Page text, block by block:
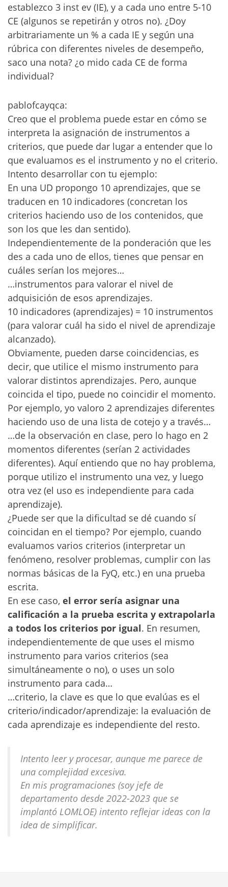
establezco 3 inst ev (IE), y a cada uno entre 5-10
CE (algunos se repetirán y otros no). ¿Doy
arbitrariamente un % a cada IE y según una
rúbrica con diferentes niveles de desempeño,
saco una nota? ¿o mido cada CE de forma
individual?
pablofcayqca:
Creo que el problema puede estar en cómo se
interpreta la asignación de instrumentos a
criterios, que puede dar lugar a entender que lo
que evaluamos es el instrumento y no el criterio.
Intento desarrollar con tu ejemplo:
En una UD propongo 10 aprendizajes, que se
traducen en 10 indicadores (concretan los
criterios haciendo uso de los contenidos, que
son los que les dan sentido).
Independientemente de la ponderación que les
des a cada uno de ellos, tienes que pensar en
cuáles serían los mejores…
…instrumentos para valorar el nivel de
adquisición de esos aprendizajes.
10 indicadores (aprendizajes) = 10 instrumentos
(para valorar cuál ha sido el nivel de aprendizaje
alcanzado).
Obviamente, pueden darse coincidencias, es
decir, que utilice el mismo instrumento para
valorar distintos aprendizajes. Pero, aunque
coincida el tipo, puede no coincidir el momento.
Por ejemplo, yo valoro 2 aprendizajes diferentes
haciendo uso de una lista de cotejo y a través…
…de la observación en clase, pero lo hago en 2
momentos diferentes (serían 2 actividades
diferentes). Aquí entiendo que no hay problema,
porque utilizo el instrumento una vez, y luego
otra vez (el uso es independiente para cada
aprendizaje).
¿Puede ser que la dificultad se dé cuando sí
coincidan en el tiempo? Por ejemplo, cuando
evaluamos varios criterios (interpretar un
fenómeno, resolver problemas, cumplir con las
normas básicas de la FyQ, etc.) en una prueba
escrita.
En ese caso, el error sería asignar una
calificación a la prueba escrita y extrapolarla
a todos los criterios por igual. En resumen,
independientemente de que uses el mismo
instrumento para varios criterios (sea
simultáneamente o no), o uses un solo
instrumento para cada…
…criterio, la clave es que lo que evalúas es el
criterio/indicador/aprendizaje: la evaluación de
cada aprendizaje es independiente del resto.
Intento leer y procesar, aunque me parece de
una complejidad excesiva.
En mis programaciones (soy jefe de
departamento desde 2022-2023 que se
implantó LOMLOE) intento reflejar ideas con la
idea de simplificar.